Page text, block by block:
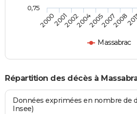
Massabrac
2000200120022004200520072008
0,75
Répartition des décès à
Données exprimées en nombre de
Insee)